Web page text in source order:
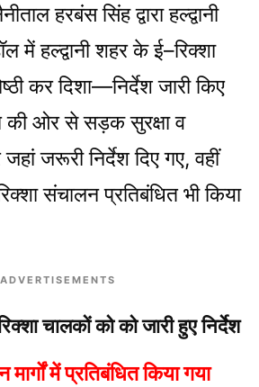
हरबंस सिंह द्वारा हल्द्वानी
में हल्द्वानी शहर के ई–रिक्शा
कर दिशा—निर्देश जारी किए
की ओर से सड़क सुरक्षा व
जरूरी निर्देश दिए गए, वहीं
संचालन प्रतिबंधित भी किया
ADVERTISEMENTS
चालकों को को जारी हुए निर्देश
में प्रतिबंधित किया गया